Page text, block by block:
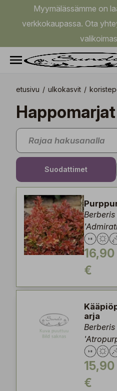
Myymälässämme on
verkkokaupassa. Ota
etusivu / ulkokasvit /
Happomarjat
Suodattimet
16,90
€
arja
15,90
€